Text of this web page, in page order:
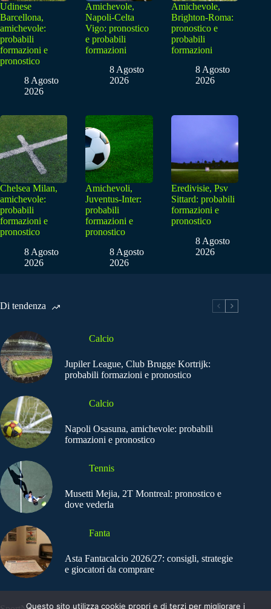
Udinese
Barcellona,
amichevole:
probabili
formazioni e
pronostico
8 Agosto
2026
Amichevole,
Napoli-Celta
Vigo: pronostico
e probabili
formazioni
8 Agosto
2026
Amichevole,
Brighton-Roma:
pronostico e
probabili
formazioni
8 Agosto
2026
Chelsea Milan,
amichevole:
probabili
formazioni e
pronostico
8 Agosto
2026
Amichevoli,
Juventus-Inter:
probabili
formazioni e
pronostico
8 Agosto
2026
Eredivisie, Psv
Sittard: probabili
formazioni e
pronostico
8 Agosto
2026
Di tendenza
Calcio
Jupiler League, Club Brugge Kortrijk:
probabili formazioni e pronostico
Calcio
Napoli Osasuna, amichevole: probabili
formazioni e pronostico
Tennis
Musetti Mejia, 2T Montreal: pronostico e
dove vederla
Fanta
Asta Fantacalcio 2026/27: consigli, strategie
e giocatori da comprare
Questo sito utilizza cookie propri e di terzi per migliorare i